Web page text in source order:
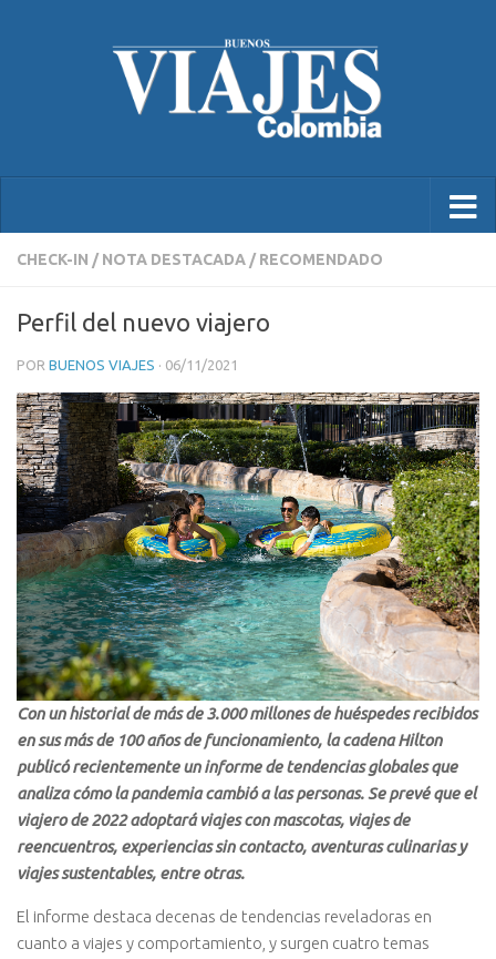
CHECK-IN / NOTA DESTACADA / RECOMENDADO
Perfil del nuevo viajero
POR BUENOS VIAJES · 06/11/2021
Con un historial de más de 3.000 millones de huéspedes recibidos
en sus más de 100 años de funcionamiento, la cadena Hilton
publicó recientemente un informe de tendencias globales que
analiza cómo la pandemia cambió a las personas. Se prevé que el
viajero de 2022 adoptará viajes con mascotas, viajes de
reencuentros, experiencias sin contacto, aventuras culinarias y
viajes sustentables, entre otras.
El informe destaca decenas de tendencias reveladoras en
cuanto a viajes y comportamiento, y surgen cuatro temas